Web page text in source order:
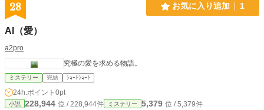
28 お気に入り追加 1
AI（愛）
a2pro
究極の愛を求める物語。
ミステリー 完結 ｼｮｰﾄｼｮｰﾄ
24h.ポイント 0pt
小説 228,944 位 / 228,944件 ミステリー 5,379 位 / 5,379件